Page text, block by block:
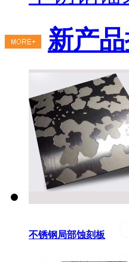
新产
不锈钢局部蚀刻板